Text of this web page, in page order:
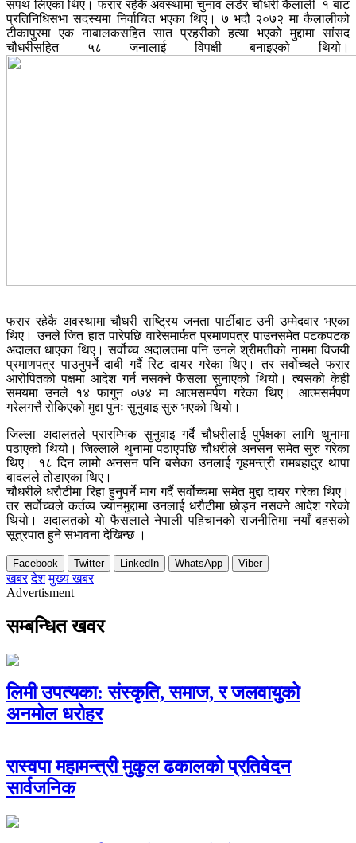
सपथ लिएका थिए। फरार रहेकै अवस्थामा चुनाव लडेर चौधरी कैलाली–१ बाट
प्रतिनिधिसभा सदस्यमा निर्वाचित भएका थिए। ७ भदौ २०७२ मा कैलालीको
टीकापुरमा एक नाबालकसहित सात प्रहरीको हत्या भएको मुद्दामा सांसद
चौधरीसहित ५८ जनालाई विपक्षी बनाइएको थियो।
फरार रहेकै अवस्थामा चौधरी राष्ट्रिय जनता पार्टीबाट उनी उम्मेदवार भएका
थिए। उनले जित हात पारेपछि वारेसमार्फत प्रमाणपत्र पाउनसमेत पटकपटक
अदालत धाएका थिए। सर्वोच्च अदालतमा पनि उनले श्रीमतीको नाममा विजयी
प्रमाणपत्र पाउनुपर्ने दाबी गर्दै रिट दायर गरेका थिए। तर सर्वोच्चले फरार
आरोपितको पक्षमा आदेश गर्न नसक्ने फैसला सुनाएको थियो। त्यसको केही
समयमा उनले १४ फागुन ०७४ मा आत्मसमर्पण गरेका थिए। आत्मसर्मपण
गरेलगत्तै रोकिएको मुद्दा पुनः सुनुवाइ सुरु भएको थियो।
जिल्ला अदालतले प्रारम्भिक सुनुवाइ गर्दै चौधरीलाई पुर्पक्षका लागि थुनामा
पठाएको थियो। जिल्लाले थुनामा पठाएपछि चौधरीले अनसन समेत सुरु गरेका
थिए। १८ दिन लामो अनसन पनि बसेका उनलाई गृहमन्त्री रामबहादुर थापा
बादलले तोडाएका थिए।
चौधरीले धरौटीमा रिहा हुनुपर्ने माग गर्दै सर्वोच्चमा समेत मुद्दा दायर गरेका थिए।
तर सर्वोच्चले कर्तव्य ज्यानमुद्दामा उनलाई धरौटीमा छोड्न नसक्ने आदेश गरेको
थियो। अदालतको यो फैसलाले नेपाली पहिचानको राजनीतिमा नयाँ बहसको
सूत्रपात हुने संभावना देखिन्छ ।
Facebook Twitter LinkedIn WhatsApp Viber
खबर देश मुख्य खबर
Advertisment
सम्बन्धित खवर
लिमी उपत्यका: संस्कृति, समाज, र जलवायुको
अनमोल धरोहर
रास्वपा महामन्त्री मुकुल ढकालको प्रतिवेदन
सार्वजनिक